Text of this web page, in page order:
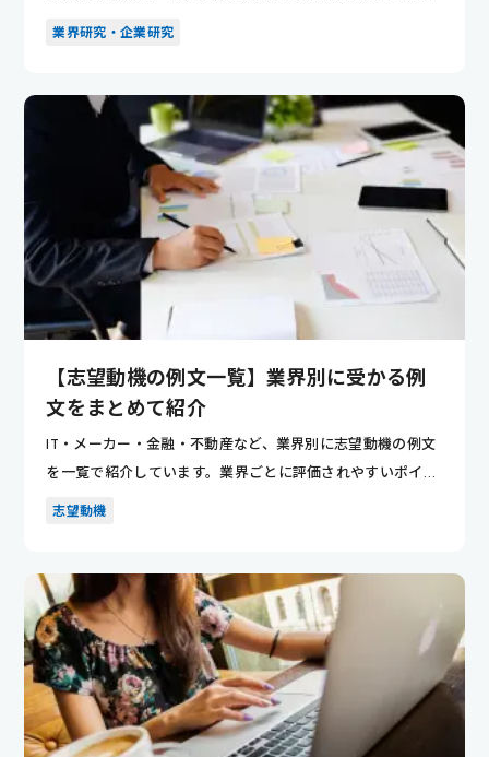
悩んでいませ...
業界研究・企業研究
【志望動機の例文一覧】業界別に受かる例
文をまとめて紹介
IT・メーカー・金融・不動産など、業界別に志望動機の例文
を一覧で紹介しています。業界ごとに評価されやすいポイン
トが分かり...
志望動機